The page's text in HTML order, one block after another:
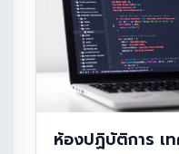
ห้องปฏิบัติการ เ